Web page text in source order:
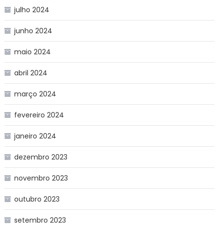
julho 2024
junho 2024
maio 2024
abril 2024
março 2024
fevereiro 2024
janeiro 2024
dezembro 2023
novembro 2023
outubro 2023
setembro 2023